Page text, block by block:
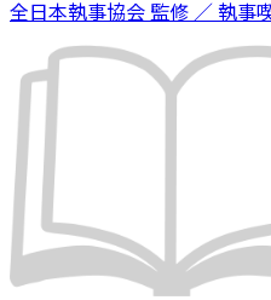
全日本執事協会 監修 ／ 執